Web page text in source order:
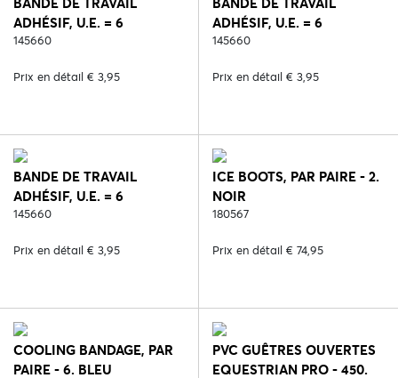
ADHÉSIF, U.E. = 6
PCS/COULEUR - 30.
145660
Prix en détail € 3,95
ADHÉSIF, U.E. = 6
PCS/COULEUR - 127.
145660
Prix en détail € 3,95
BANDE DE TRAVAIL
ADHÉSIF, U.E. = 6
PCS/COULEUR - 186. PINK
145660
Prix en détail € 3,95
ICE BOOTS, PAR PAIRE - 2.
NOIR
180567
Prix en détail € 74,95
COOLING BANDAGE, PAR
PAIRE - 6. BLEU
PVC GUÊTRES OUVERTES
EQUESTRIAN PRO - 450.